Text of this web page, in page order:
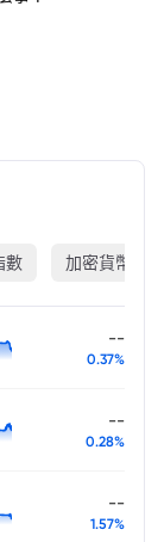
數 加密貨幣
--
0.37%
--
0.28%
--
1.57%